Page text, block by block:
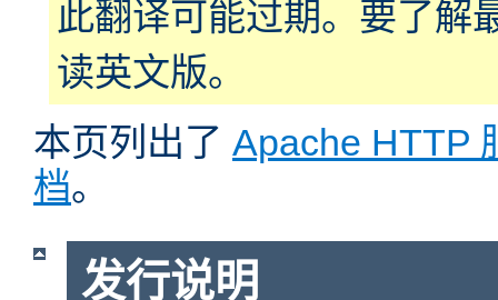
此翻译可能过期。要了解
读英文版。
本页列出了 Apache HTTP
档。
发行说明